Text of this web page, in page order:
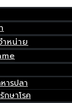
หน่าย
ารปลา
กษาโรค